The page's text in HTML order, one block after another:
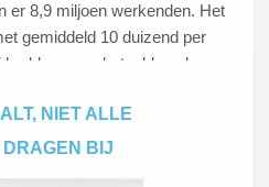
er 8,9 miljoen werkenden. Het
gemiddeld 10 duizend per
geen betaald werk en
te zijn. UWV registreerde
WW-uitkeringen.
NIET ALLE
BIJ